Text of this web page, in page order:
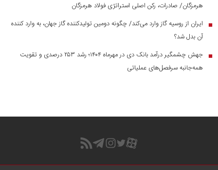
هرمزگان/ صادرات، رکن اصلی استراتژی فولاد هرمزگان
■
ایران از روسیه گاز وارد می‌کند/ چگونه دومین تولیدکننده گاز جهان، به وارد کننده
آن بدل شد؟
■
جهش چشمگیر درآمد بانک دی در مهرماه ۱۴۰۴؛ رشد ۲۵۳ درصدی و تقویت
همه‌جانبه سرفصل‌های عملیاتی